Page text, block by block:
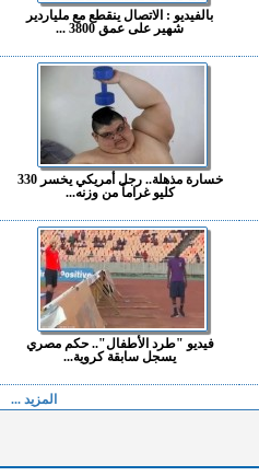
بالفيديو : الاتصال ينقطع مع ملياردير
شهير على عمق 3800 ...
خسارة مذهلة.. رجل أمريكي يخسر 330
كليو غراماً من وزنه...
فيديو "طرد الأطفال".. حكم مصري
يسجل سابقة كروية...
المزيد ...